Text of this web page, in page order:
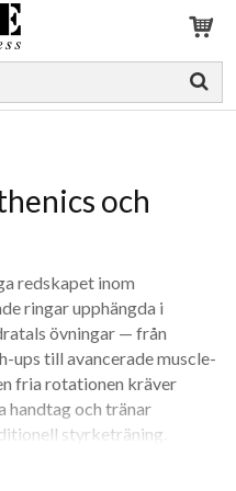
och
redskapet inom
ringar upphängda i
övningar — från
ups till avancerade muscle-
fria rotationen kräver
handtag och tränar
styrketräning.